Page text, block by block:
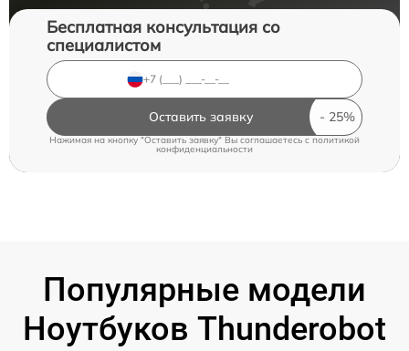
Бесплатная консультация со
специалистом
Оставить заявку
Нажимая на кнопку "Оставить заявку" Вы соглашаетесь cполитикой
конфиденциальности
Популярные модели
Ноутбуков Thunderobot